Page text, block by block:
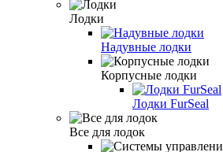
Лодки
Надувные лодки
Корпусные лодки
Лодки FurSeal
Все для лодок